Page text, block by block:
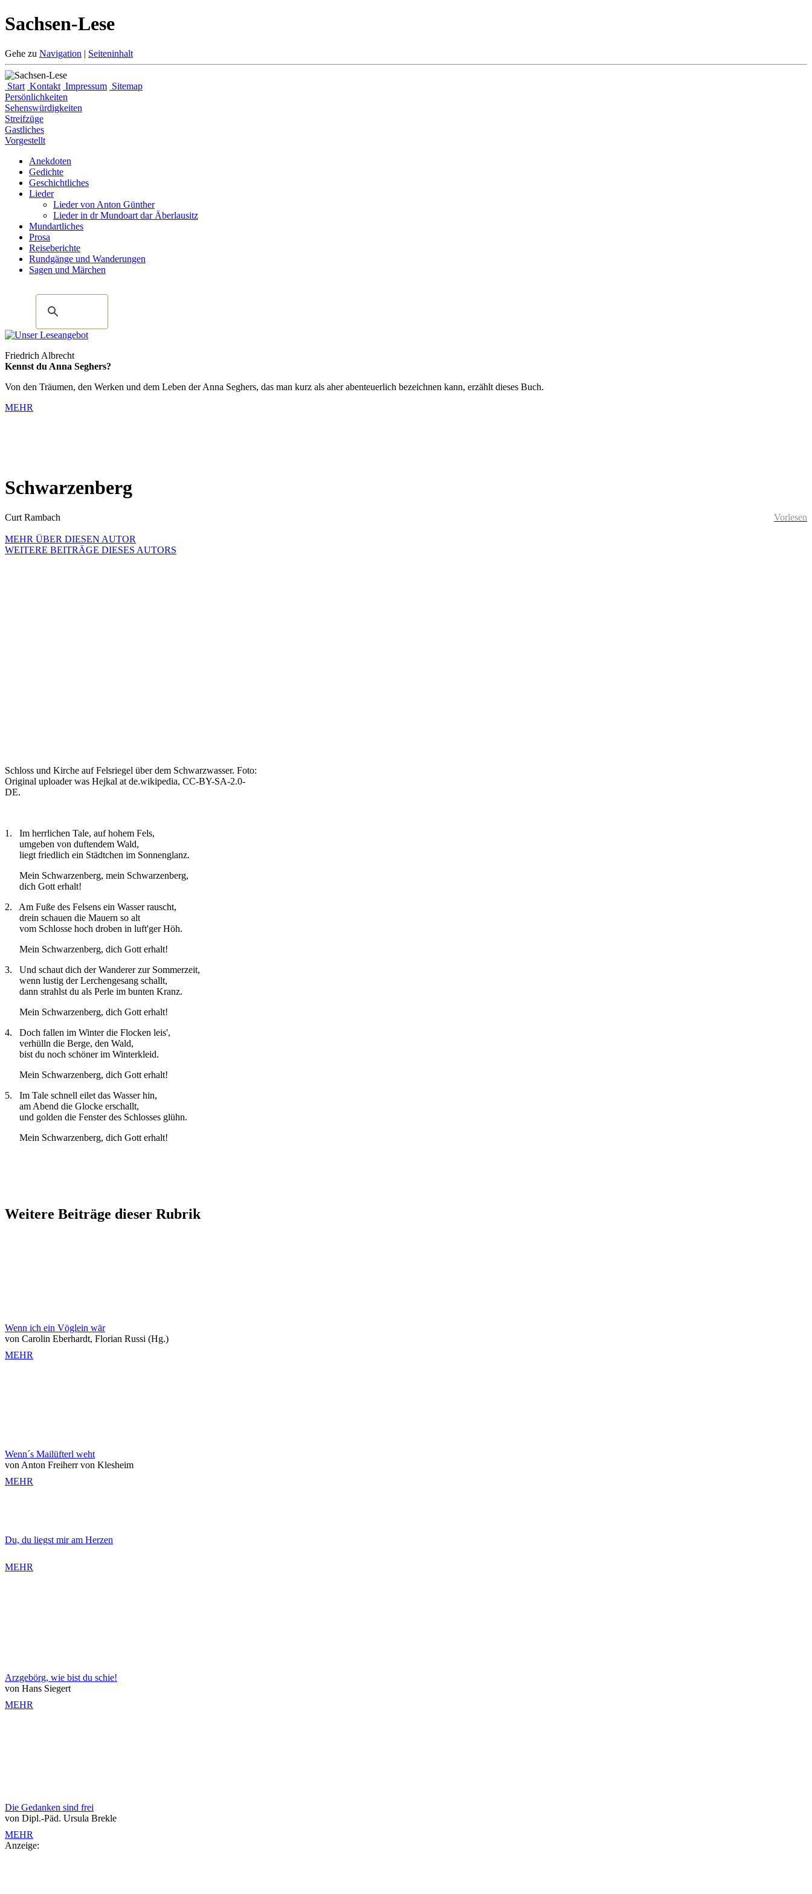
Sachsen-Lese
Gehe zu Navigation | Seiteninhalt
Start Kontakt Impressum Sitemap
Persönlichkeiten
Sehenswürdigkeiten
Streifzüge
Gastliches
Vorgestellt
Anekdoten
Gedichte
Geschichtliches
Lieder
Lieder von Anton Günther
Lieder in dr Mundoart dar Äberlausitz
Mundartliches
Prosa
Reiseberichte
Rundgänge und Wanderungen
Sagen und Märchen
Friedrich Albrecht
Kennst du Anna Seghers?
Von den Träumen, den Werken und dem Leben der Anna Seghers, das man kurz als aher abenteuerlich bezeichnen kann, erzählt dieses Buch.
MEHR
Schwarzenberg
Vorlesen
Curt Rambach
MEHR ÜBER DIESEN AUTOR
WEITERE BEITRÄGE DIESES AUTORS
Schloss und Kirche auf Felsriegel über dem Schwarzwasser. Foto:
Original uploader was Hejkal at de.wikipedia, CC-BY-SA-2.0-
DE.
1. Im herrlichen Tale, auf hohem Fels,
umgeben von duftendem Wald,
liegt friedlich ein Städtchen im Sonnenglanz.
Mein Schwarzenberg, mein Schwarzenberg,
dich Gott erhalt!
2. Am Fuße des Felsens ein Wasser rauscht,
drein schauen die Mauern so alt
vom Schlosse hoch droben in luft'ger Höh.
Mein Schwarzenberg, dich Gott erhalt!
3. Und schaut dich der Wanderer zur Sommerzeit,
wenn lustig der Lerchengesang schallt,
dann strahlst du als Perle im bunten Kranz.
Mein Schwarzenberg, dich Gott erhalt!
4. Doch fallen im Winter die Flocken leis',
verhülln die Berge, den Wald,
bist du noch schöner im Winterkleid.
Mein Schwarzenberg, dich Gott erhalt!
5. Im Tale schnell eilet das Wasser hin,
am Abend die Glocke erschallt,
und golden die Fenster des Schlosses glühn.
Mein Schwarzenberg, dich Gott erhalt!
Weitere Beiträge dieser Rubrik
Wenn ich ein Vöglein wär
von Carolin Eberhardt, Florian Russi (Hg.)
MEHR
Wenn´s Mailüfterl weht
von Anton Freiherr von Klesheim
MEHR
Du, du liegst mir am Herzen
MEHR
Arzgebörg, wie bist du schie!
von Hans Siegert
MEHR
Die Gedanken sind frei
von Dipl.-Päd. Ursula Brekle
MEHR
Anzeige: